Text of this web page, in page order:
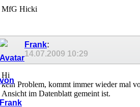
MfG Hicki
Frank:
14.07.2009 10:29
Hi
kein Problem, kommt immer wieder mal
Ansicht im Datenblatt gemeint ist.